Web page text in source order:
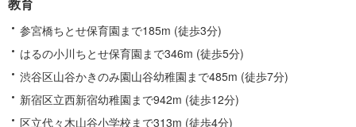
参宮橋ちとせ保育園まで185m (徒歩3分)
はるの小川ちとせ保育園まで346m (徒歩5分)
渋谷区山谷かきのみ園山谷幼稚園まで485m (徒歩7分)
新宿区立西新宿幼稚園まで942m (徒歩12分)
区立代々木山谷小学校まで313m (徒歩4分)